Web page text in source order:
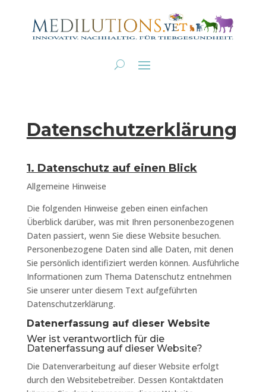
Datenschutzerklärung
1. Datenschutz auf einen Blick
Allgemeine Hinweise
Die folgenden Hinweise geben einen einfachen
Überblick darüber, was mit Ihren personenbezogenen
Daten passiert, wenn Sie diese Website besuchen.
Personenbezogene Daten sind alle Daten, mit denen
Sie persönlich identifiziert werden können. Ausführliche
Informationen zum Thema Datenschutz entnehmen
Sie unserer unter diesem Text aufgeführten
Datenschutzerklärung.
Datenerfassung auf dieser Website
Wer ist verantwortlich für die
Datenerfassung auf dieser Website?
Die Datenverarbeitung auf dieser Website erfolgt
durch den Websitebetreiber. Dessen Kontaktdaten